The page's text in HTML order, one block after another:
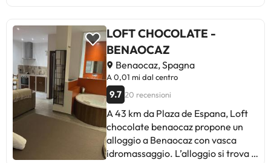
LOFT CHOCOLATE -
BENAOCAZ
Benaocaz, Spagna
A 0,01 mi dal centro
9.7 20 recensioni
A 43 km da Plaza de Espana, Loft
chocolate benaocaz propone un
alloggio a Benaocaz con vasca
idromassaggio. L’alloggio si trova a